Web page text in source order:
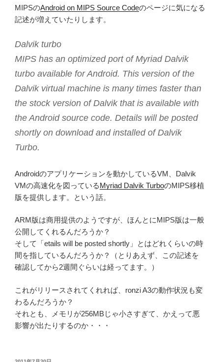
MIPSのAndroid on MIPS Source Codeのページに気になる
記述が増えていたりします。
Dalvik turbo
MIPS has an optimized port of Myriad Dalvik
turbo available for Android. This version of the
Dalvik virtual machine is many times faster than
the stock version of Dalvik that is available with
the Android source code. Details will be posted
shortly on download and installed of Dalvik
Turbo.
Androidのアプリケーションを動かしているVM、Dalvik
VMの高速化を図っているMyriad Dalvik TurboのMIPS移植
版を提供します。という話。
ARM版は商用提供のようですが、ほんとにMIPS版は一般
公開してくれるんだろうか？
そして「etails will be posted shortly」とはどれくらいの時
間を指しているんだろうか？（とりあえず、この記述を
確認してから2週間ぐらいは経ってます。）
これがリリースされてくれれば、ronzi A3の動作状況も変
わるんだろうか？
それとも、メモリが256MBじゃ小さすぎて、かえって悪
影響が出たりするのか・・・